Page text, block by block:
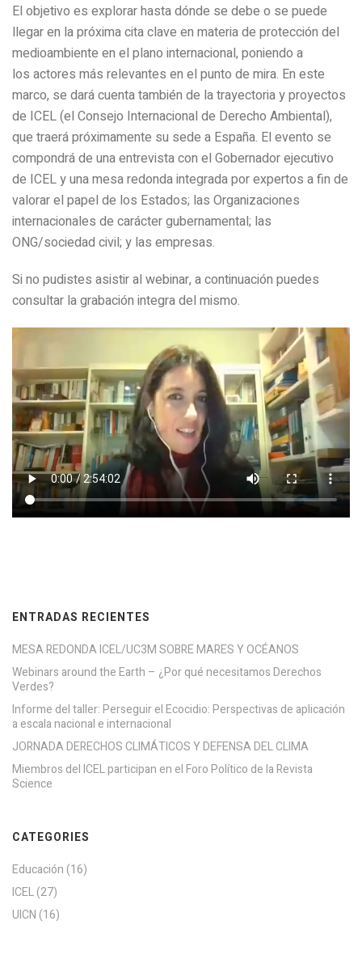
El objetivo es explorar hasta dónde se debe o se puede
llegar en la próxima cita clave en materia de protección del
medioambiente en el plano internacional, poniendo a
los actores más relevantes en el punto de mira. En este
marco, se dará cuenta también de la trayectoria y proyectos
de ICEL (el Consejo Internacional de Derecho Ambiental),
que traerá próximamente su sede a España. El evento se
compondrá de una entrevista con el Gobernador ejecutivo
de ICEL y una mesa redonda integrada por expertos a fin de
valorar el papel de los Estados; las Organizaciones
internacionales de carácter gubernamental; las
ONG/sociedad civil; y las empresas.
Si no pudistes asistir al webinar, a continuación puedes
consultar la grabación integra del mismo.
ENTRADAS RECIENTES
MESA REDONDA ICEL/UC3M SOBRE MARES Y OCÉANOS
Webinars around the Earth – ¿Por qué necesitamos Derechos
Verdes?
Informe del taller: Perseguir el Ecocidio: Perspectivas de aplicación
a escala nacional e internacional
JORNADA DERECHOS CLIMÁTICOS Y DEFENSA DEL CLIMA
Miembros del ICEL participan en el Foro Político de la Revista
Science
CATEGORIES
Educación (16)
ICEL(27)
UICN (16)